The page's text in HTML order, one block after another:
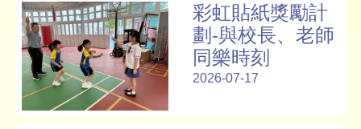
彩虹貼紙獎勵計
劃-與校長、老師
同樂時刻
2026-07-17